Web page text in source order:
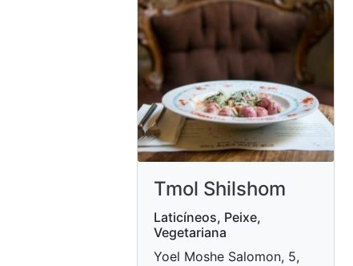
Tmol Shilshom
Laticíneos, Peixe,
Vegetariana
Yoel Moshe Salomon, 5,